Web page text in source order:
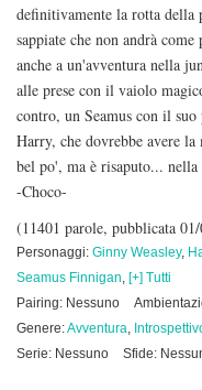
definitivamente la rotta della
sappiate che non andrà
anche a un'avventura nella
alle prese con il vaiolo
contro, un Seamus con il
Harry, che dovrebbe avere
bel po', ma è risaputo...
-Choco-
(11401 parole, pubblicata
Personaggi: Ginny Weasley,
Seamus Finnigan, [+] Tutti
Pairing: Nessuno
Genere:Avventura,
Serie: Nessuno
Sfide: